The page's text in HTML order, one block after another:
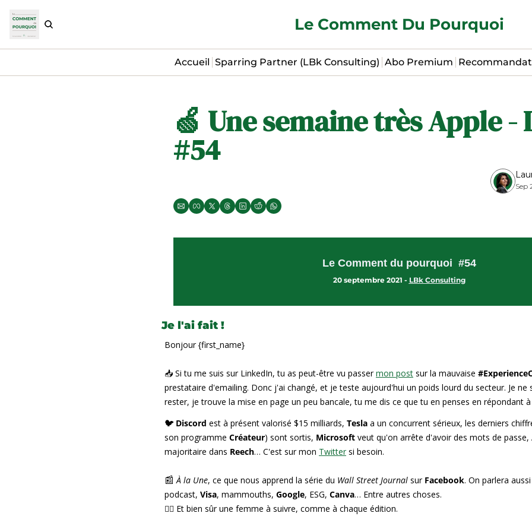
Le Comment Du Pourquoi
Accueil Sparring Partner (LBk Consulting) Abo Premium
🍏 Une semaine très Apple -
#54
Sep
Le Comment du pourquoi  #54
20 septembre 2021 - LBk Consulting
Je l'ai fait !
Bonjour {first_name}
📥 Si tu me suis sur LinkedIn, tu as peut-être vu passer mon post sur la mauvaise
prestataire d'emailing. Donc j'ai changé, et je teste aujourd'hui un poids lourd du secteur. Je ne
rester, je trouve la mise en page un peu bancale, tu me dis ce que tu en penses en répondant
🐦 Discord est à présent valorisé $15 milliards, Tesla a un concurrent sérieux, les derniers
son programme Créateur) sont sortis, Microsoft veut qu'on arrête d'avoir des mots de passe,
majoritaire dans Reech… C'est sur mon Twitter si besoin.
📰 À la Une, ce que nous apprend la série du Wall Street Journal sur Facebook. On parlera
podcast, Visa, mammouths, Google, ESG, Canva… Entre autres choses.
🤵‍♀️ Et bien sûr une femme à suivre, comme à chaque édition.